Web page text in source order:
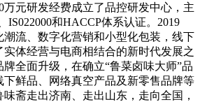
万元研发经费成立了品控研发中心，主
IS022000和HACCP体系认证。2019
流、数字化营销和小型化包装，线下
体经营与电商相结合的新时代发展之
牌全面升级，在确立“鲁菜卤味大师”品
下鲜品、网络真空产品及新零售品牌等
斋走出济南、走出山东，走向全国，